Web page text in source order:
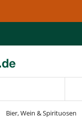
Bier, Wein & Spirituosen